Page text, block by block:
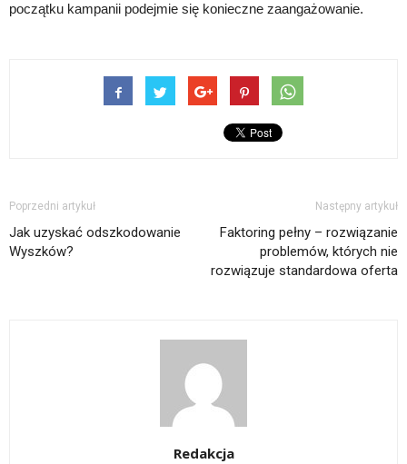
początku kampanii podejmie się konieczne zaangażowanie.
Poprzedni artykuł
Jak uzyskać odszkodowanie
Wyszków?
Następny artykuł
Faktoring pełny – rozwiązanie
problemów, których nie
rozwiązuje standardowa oferta
Redakcja